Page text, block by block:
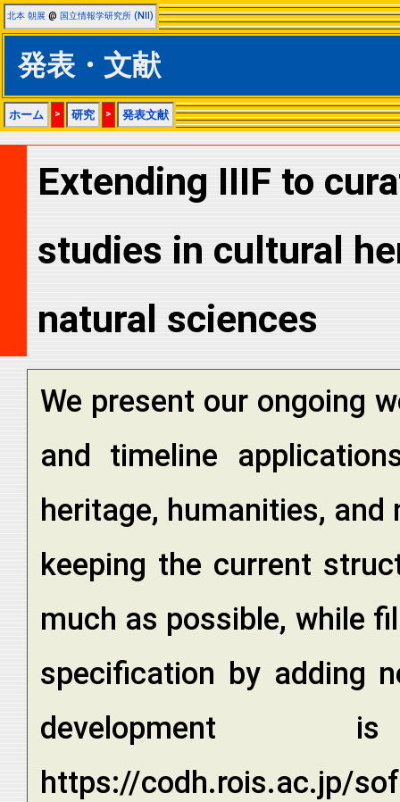
北本 朝展 @ 国立情報学研究所 (NII)
発表・文献
ホーム > 研究 > 発表文献
Extending IIIF to
studies in cultural
natural sciences
We present our ongoing
and timeline
heritage, humanities,
keeping the current
much as possible, while
specification by adding
https://codh.rois.ac.jp/